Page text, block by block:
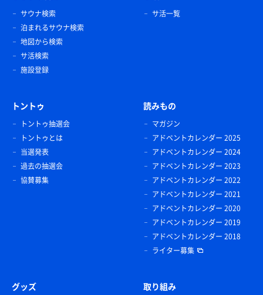
サウナ検索
泊まれるサウナ検索
地図から検索
サ活検索
施設登録
サ活一覧
トントゥ
トントゥ抽選会
トントゥとは
当選発表
過去の抽選会
協賛募集
読みもの
マガジン
アドベントカレンダー 2025
アドベントカレンダー 2024
アドベントカレンダー 2023
アドベントカレンダー 2022
アドベントカレンダー 2021
アドベントカレンダー 2020
アドベントカレンダー 2019
アドベントカレンダー 2018
ライター募集
グッズ 取り組み